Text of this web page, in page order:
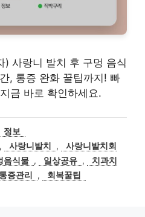
사랑니 발치 후 구멍 음식
, 통증 완화 꿀팁까지! 빠
금 바로 확인하세요.
카정보
, 사랑니발치 ,
사랑니발치회
음식물 , 일상공유 ,
치과치
통증관리 , 회복꿀팁